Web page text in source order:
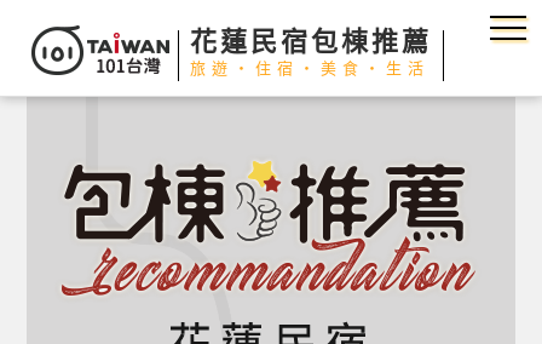
花蓮民宿包棟推薦
旅遊‧住宿‧美食‧生活